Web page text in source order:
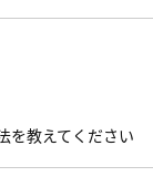
を教えてください